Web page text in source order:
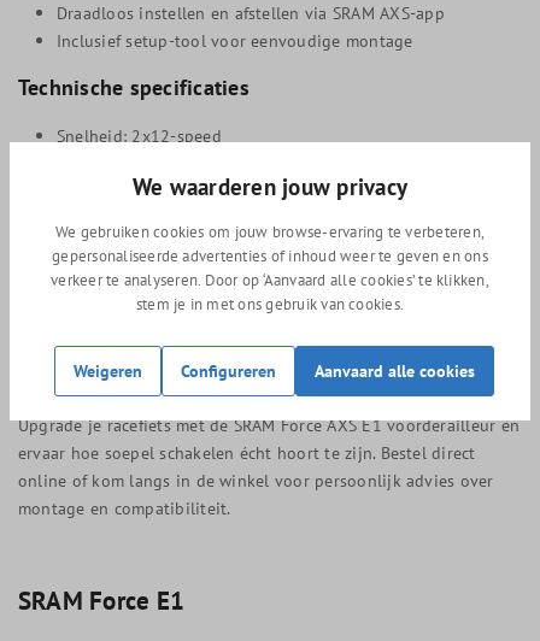
Draadloos instellen en afstellen via SRAM AXS-app
Inclusief setup-tool voor eenvoudige montage
Technische specificaties
Snelheid: 2x12-speed
Montagetype: Braze-on of met klem (31,8 mm / 34,9 mm)
Yaw-kooi: Ja, met automatische trim
Achterbrughoek: 61–66 graden
Kleur: Iridescent
Kies voor precisie en prestaties
Upgrade je racefiets met de SRAM Force AXS E1 voorderailleur en
ervaar hoe soepel schakelen écht hoort te zijn. Bestel direct
online of kom langs in de winkel voor persoonlijk advies over
montage en compatibiliteit.
SRAM Force E1
We waarderen jouw privacy
We gebruiken cookies om jouw browse-ervaring te verbeteren,
gepersonaliseerde advertenties of inhoud weer te geven en ons
verkeer te analyseren. Door op ‘Aanvaard alle cookies’ te klikken,
stem je in met ons gebruik van cookies.
Weigeren Configureren Aanvaard alle cookies